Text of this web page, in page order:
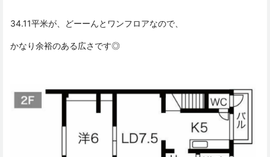
34.11平米が、どーーんとワンフロアなので、
かなり余裕のある広さです◎